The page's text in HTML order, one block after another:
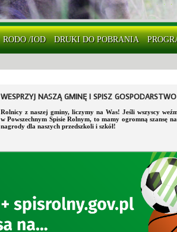
RODO /IOD DRUKI DO POBRANIA
WESPRZYJ NASZĄ GMINĘ I SPISZ
Rolnicy z naszej gminy, liczymy na Was! Jeśli wszyscy
w Powszechnym Spisie Rolnym, to mamy ogromną szansę
nagrody dla naszych przedszkoli i szkół!